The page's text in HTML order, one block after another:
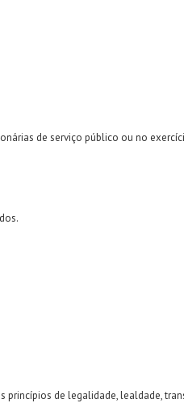
de serviço público ou no
princípios de legalidade, lealdade,